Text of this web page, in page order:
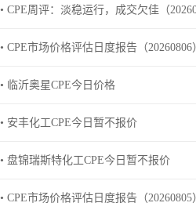
• CPE周评：淡稳运行，成交欠佳（
• CPE市场价格评估日度报告（20260806
• 临沂奥星CPE今日价格
• 安丰化工CPE今日暂不报价
• 盘锦瑞斯特化工CPE今日暂不报价
• CPE市场价格评估日度报告（20260805